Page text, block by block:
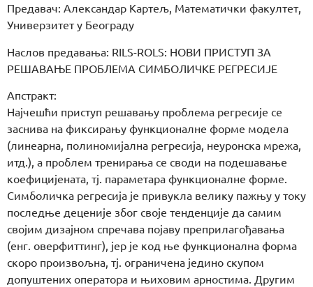
Предавач: Александар Картељ, Математички факултет,
Универзитет у Београду
Наслов предавања: RILS-ROLS: НОВИ ПРИСТУП ЗА
РЕШАВАЊЕ ПРОБЛЕМА СИМБОЛИЧКЕ РЕГРЕСИЈЕ
Апстракт:
Најчешћи приступ решавању проблема регресије се
заснива на фиксирању функционалне форме модела
(линеарна, полиномијална регресија, неуронска мрежа,
итд.), а проблем тренирања се своди на подешавање
коефицијената, тј. параметара функционалне форме.
Симболичка регресија је привукла велику пажњу у току
последње деценије због своје тенденције да самим
својим дизајном спречава појаву преприлагођавања
(енг. оверфиттинг), јер је код ње функционална форма
скоро произвољна, тј. ограничена једино скупом
допуштених оператора и њиховим арностима. Другим